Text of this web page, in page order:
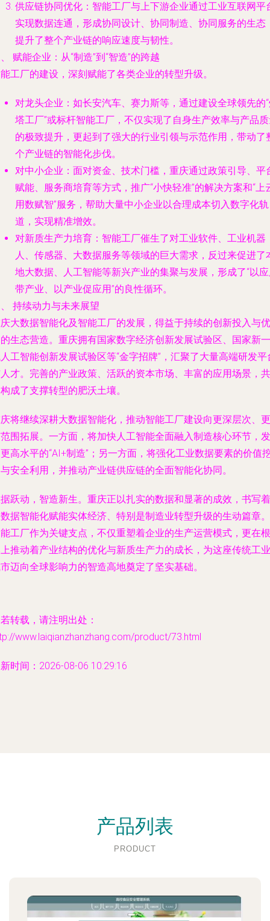
供应链协同优化 ：智能工厂与上下游企业通过工业互联网平
实现数据连通，形成协同设计、协同制造、协同服务的生态
提升了整个产业链的响应速度与韧性。
赋能企业：从“制造”到“智造”的跨越
工厂的建设，深刻赋能了各类企业的转型升级。
对龙头企业 ：如长安汽车、赛力斯等，通过建设全球领先的
塔工厂”或标杆智能工厂，不仅实现了自身生产效率与产品
的极致提升，更起到了强大的行业引领与示范作用，带动了
个产业链的智能化步伐。
对中小企业 ：面对资金、技术门槛，重庆通过政策引导、平
赋能、服务商培育等方式，推广“小快轻准”的解决方案和“上
用数赋智”服务，帮助大量中小企业以合理成本切入数字化轨
道，实现精准增效。
对新质生产力培育 ：智能工厂催生了对工业软件、工业机器
人、传感器、大数据服务等领域的巨大需求，反过来促进了
地大数据、人工智能等新兴产业的集聚与发展，形成了“以
带产业、以产业促应用”的良性循环。
持续动力与未来展望
大数据智能化及智能工厂的发展，得益于持续的创新投入与优
生态营造。重庆拥有国家数字经济创新发展试验区、国家新一
工智能创新发展试验区等“金字招牌”，汇聚了大量高端研发平
才。完善的产业政策、活跃的资本市场、丰富的应用场景，共
成了支撑转型的肥沃土壤。
将继续深耕大数据智能化，推动智能工厂建设向更深层次、更
围拓展。一方面，将加快人工智能全面融入制造核心环节，发
高水平的“AI+制造”；另一方面，将强化工业数据要素的价值
安全利用，并推动产业链供应链的全面智能化协同。
跃动，智造新生。重庆正以扎实的数据和显著的成效，书写着
据智能化赋能实体经济、特别是制造业转型升级的生动篇章。
工厂作为关键支点，不仅重塑着企业的生产运营模式，更在根
推动着产业结构的优化与新质生产力的成长，为这座传统工业
迈向全球影响力的智造高地奠定了坚实基础。
转载，请注明出处：
www.laiqianzhanzhang.com/product/73.html
时间：2026-08-06 10:29:16
产品列表
PRODUCT